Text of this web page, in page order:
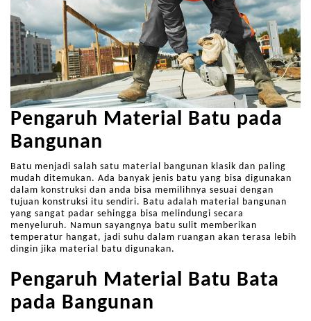
Pengaruh Material Batu pada
Bangunan
Batu menjadi salah satu material bangunan klasik dan paling
mudah ditemukan. Ada banyak jenis batu yang bisa digunakan
dalam konstruksi dan anda bisa memilihnya sesuai dengan
tujuan konstruksi itu sendiri. Batu adalah material bangunan
yang sangat padar sehingga bisa melindungi secara
menyeluruh. Namun sayangnya batu sulit memberikan
temperatur hangat, jadi suhu dalam ruangan akan terasa lebih
dingin jika material batu digunakan.
Pengaruh Material Batu Bata
pada Bangunan